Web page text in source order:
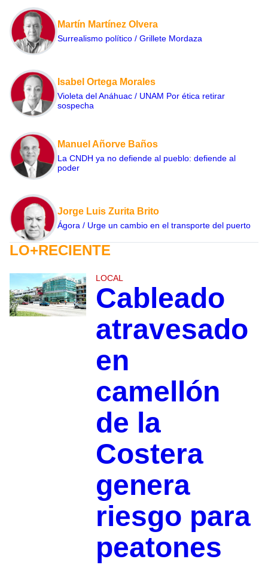
Martín Martínez Olvera
Surrealismo político / Grillete Mordaza
Isabel Ortega Morales
Violeta del Anáhuac / UNAM Por ética retirar
sospecha
Manuel Añorve Baños
La CNDH ya no defiende al pueblo: defiende al
poder
Jorge Luis Zurita Brito
Ágora / Urge un cambio en el transporte del puerto
LO+RECIENTE
LOCAL
Cableado
atravesado
en
camellón
de la
Costera
genera
riesgo para
peatones